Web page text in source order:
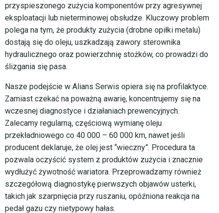
przyspieszonego zużycia komponentów przy agresywnej
eksploatacji lub nieterminowej obsłudze. Kluczowy problem
polega na tym, że produkty zużycia (drobne opiłki metalu)
dostają się do oleju, uszkadzają zawory sterownika
hydraulicznego oraz powierzchnię stożków, co prowadzi do
ślizgania się pasa.
Nasze podejście w Alians Serwis opiera się na profilaktyce.
Zamiast czekać na poważną awarię, koncentrujemy się na
wczesnej diagnostyce i działaniach prewencyjnych.
Zalecamy regularną, częściową wymianę oleju
przekładniowego co 40 000 – 60 000 km, nawet jeśli
producent deklaruje, że olej jest “wieczny”. Procedura ta
pozwala oczyścić system z produktów zużycia i znacznie
wydłużyć żywotność wariatora. Przeprowadzamy również
szczegółową diagnostykę pierwszych objawów usterki,
takich jak szarpnięcia przy ruszaniu, opóźniona reakcja na
pedał gazu czy nietypowy hałas.